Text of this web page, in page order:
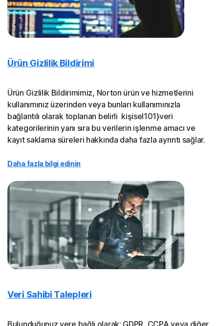
Ürün Gizlilik Bildirimi
Ürün Gizlilik Bildirimimiz, Norton ürün ve hizmetlerini
kullanımınız üzerinden veya bunları kullanımınızla
bağlantılı olarak toplanan belirli kişisel101}veri
kategorilerinin yanı sıra bu verilerin işlenme amacı ve
kayıt saklama süreleri hakkında daha fazla ayrıntı sağlar.
Daha fazla bilgi edinin
Veri Sahibi Talepleri
Bulunduğunuz yere bağlı olarak; GDPR, CCPA veya diğer